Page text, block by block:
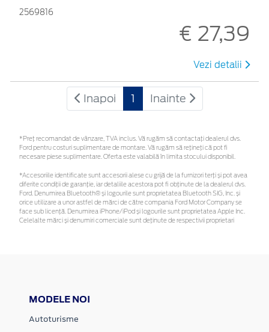
2569816
€ 27,39
Vezi detalii
Inapoi 1 Inainte
*Preţ recomandat de vânzare, TVA inclus. Vă rugăm să contactaţi dealerul dvs.
Ford pentru costuri suplimentare de montare. Vă rugăm să rețineți că pot fi
necesare piese suplimentare. Oferta este valabilă în limita stocului disponibil.
*Accesoriile identificate sunt accesorii alese cu grijă de la furnizori terți și pot avea
diferite condiții de garanție, iar detaliile acestora pot fi obținute de la dealerul dvs.
Ford. Denumirea Bluetooth® și logourile sunt proprietatea Bluetooth SIG, Inc. și
orice utilizare a unor astfel de mărci de către compania Ford Motor Company se
face sub licență. Denumirea iPhone/iPod și logourile sunt proprietatea Apple Inc.
Celelalte mărci și denumiri comerciale sunt deținute de respectivii proprietari
MODELE NOI
Autoturisme